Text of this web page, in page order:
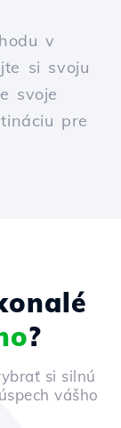
v
si svoju
svoje
pre
?
si silnú
vášho